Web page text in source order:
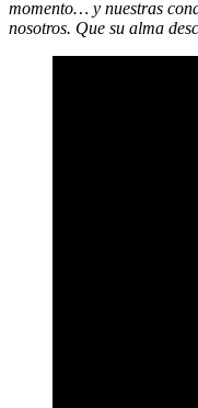
momento… y nuestras
nosotros. Que su alma